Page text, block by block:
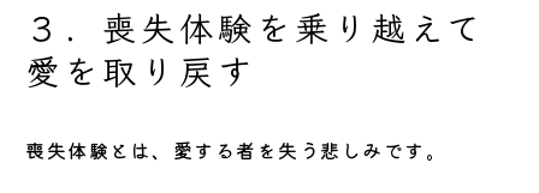
３．喪失体験を乗り越えて
愛を取り戻す
喪失体験とは、愛する者を失う悲しみです。